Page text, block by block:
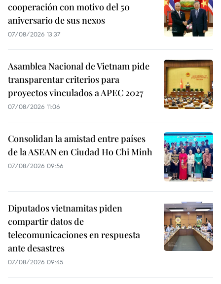
cooperación con motivo del 50
aniversario de sus nexos
07/08/2026 13:37
Asamblea Nacional de Vietnam pide
transparentar criterios para
proyectos vinculados a APEC 2027
07/08/2026 11:06
Consolidan la amistad entre países
de la ASEAN en Ciudad Ho Chi Minh
07/08/2026 09:56
Diputados vietnamitas piden
compartir datos de
telecomunicaciones en respuesta
ante desastres
07/08/2026 09:45